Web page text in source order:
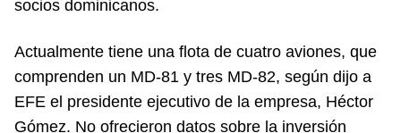
socios dominicanos.
Actualmente tiene una flota de cuatro aviones, que
comprenden un MD-81 y tres MD-82, según dijo a
EFE el presidente ejecutivo de la empresa, Héctor
Gómez. No ofrecieron datos sobre la inversión